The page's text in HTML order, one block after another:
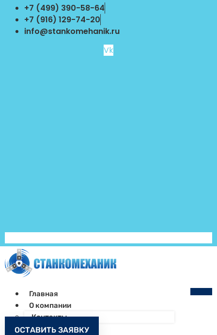
Перейти
содержимому
+7 (499) 390-58-64
+7 (916) 129-74-20
info@stankomehanik.ru
Vk
Главная
О компании
Контакты
Как заказать
ОСТАВИТЬ ЗАЯВКУ